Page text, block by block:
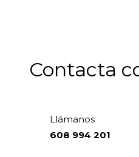
Contacta
Llámanos
608 994 201